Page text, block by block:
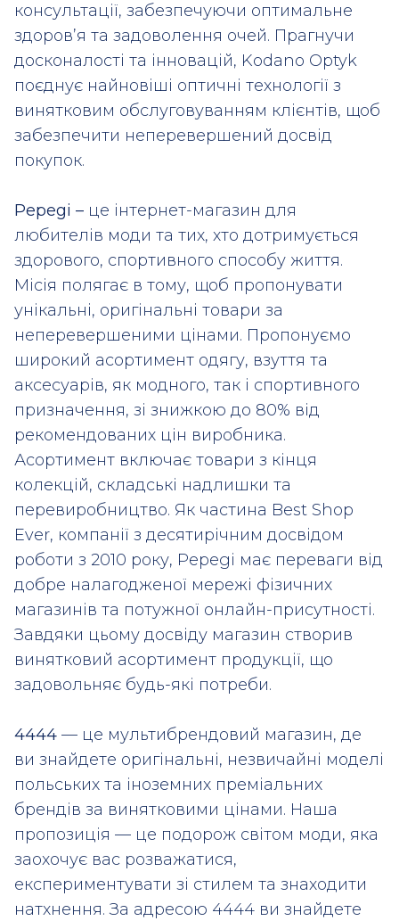
консультації, забезпечуючи оптимальне
здоров’я та задоволення очей. Прагнучи
досконалості та інновацій, Kodano Optyk
поєднує найновіші оптичні технології з
винятковим обслуговуванням клієнтів, щоб
забезпечити неперевершений досвід
покупок.
Pepegi – це інтернет-магазин для
любителів моди та тих, хто дотримується
здорового, спортивного способу життя.
Місія полягає в тому, щоб пропонувати
унікальні, оригінальні товари за
неперевершеними цінами. Пропонуємо
широкий асортимент одягу, взуття та
аксесуарів, як модного, так і спортивного
призначення, зі знижкою до 80% від
рекомендованих цін виробника.
Асортимент включає товари з кінця
колекцій, складські надлишки та
перевиробництво. Як частина Best Shop
Ever, компанії з десятирічним досвідом
роботи з 2010 року, Pepegi має переваги від
добре налагодженої мережі фізичних
магазинів та потужної онлайн-присутності.
Завдяки цьому досвіду магазин створив
винятковий асортимент продукції, що
задовольняє будь-які потреби.
4444 — це мультибрендовий магазин, де
ви знайдете оригінальні, незвичайні моделі
польських та іноземних преміальних
брендів за винятковими цінами. Наша
пропозиція — це подорож світом моди, яка
заохочує вас розважатися,
експериментувати зі стилем та знаходити
натхнення. За адресою 4444 ви знайдете